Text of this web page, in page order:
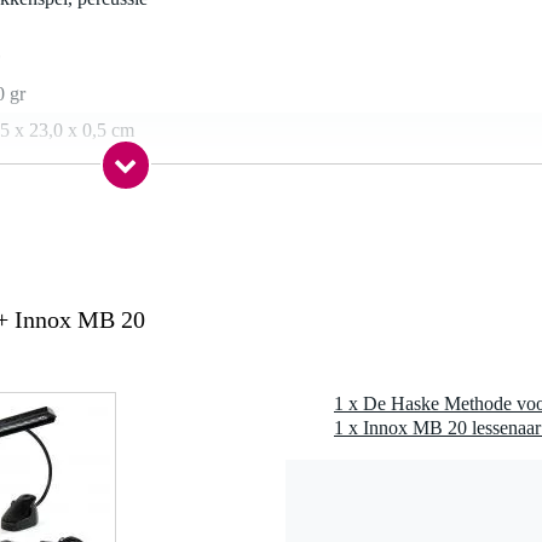
gr
x 23,0 x 0,5 cm
Innox MB 20
1 x Innox MB 20